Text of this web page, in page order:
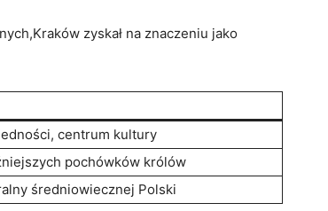
zyskał na‌ znaczeniu jako
centrum ⁤kultury
‌pochówków królów
średniowiecznej Polski